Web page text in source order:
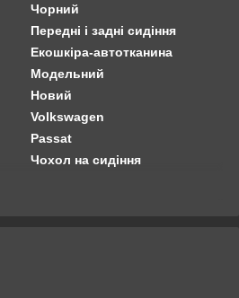
Чорний
Передні і задні сидіння
Екошкіра-автотканина
Модельний
Новий
Volkswagen
Passat
Чохол на сидіння